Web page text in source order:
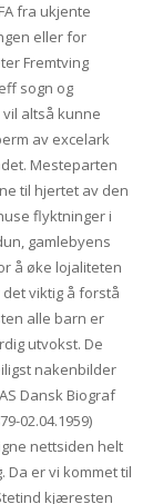
fra ukjente
eller for
Fremtving
sogn og
altså kunne
av excelark
Mesteparten
til hjertet av den
flyktninger i
gamlebyens
å øke lojaliteten
viktig å forstå
alle barn er
utvokst. De
nakenbilder
Dansk Biograf
02.04.1959)
nettsiden helt
Da er vi kommet til
kjæresten